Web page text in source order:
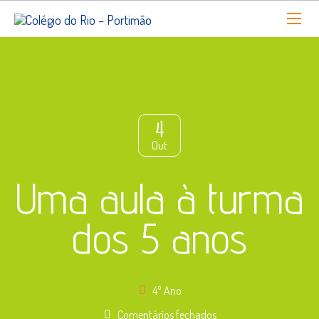
4
Out
Uma aula à turma
dos 5 anos
4º Ano
Comentários fechadosem